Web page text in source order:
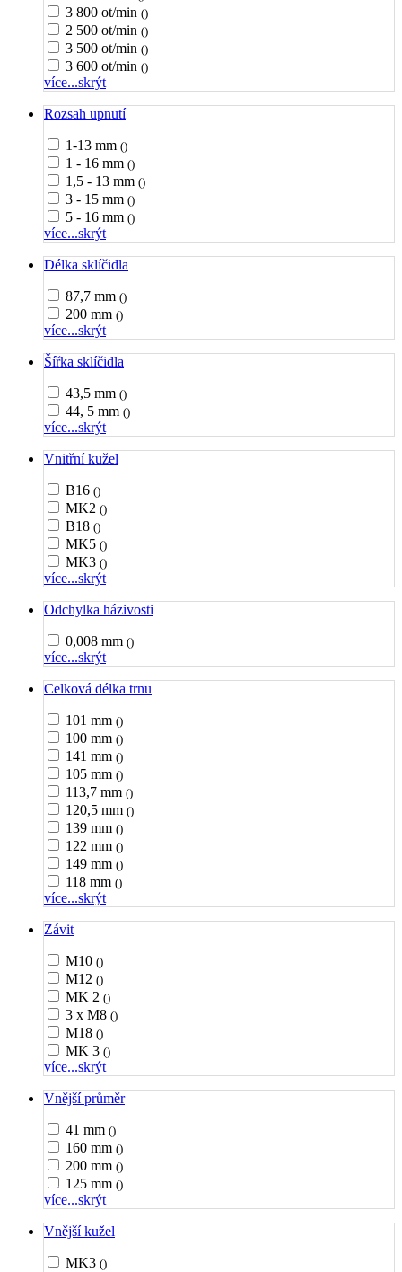
3 800 ot/min ()
2 500 ot/min ()
3 500 ot/min ()
3 600 ot/min ()
více...skrýt
Rozsah upnutí
1-13 mm ()
1 - 16 mm ()
1,5 - 13 mm ()
3 - 15 mm ()
5 - 16 mm ()
více...skrýt
Délka sklíčidla
87,7 mm ()
200 mm ()
více...skrýt
Šířka sklíčidla
43,5 mm ()
44, 5 mm ()
více...skrýt
Vnitřní kužel
B16 ()
MK2 ()
B18 ()
MK5 ()
MK3 ()
více...skrýt
Odchylka házivosti
0,008 mm ()
více...skrýt
Celková délka trnu
101 mm ()
100 mm ()
141 mm ()
105 mm ()
113,7 mm ()
120,5 mm ()
139 mm ()
122 mm ()
149 mm ()
118 mm ()
více...skrýt
Závit
M10 ()
M12 ()
MK 2 ()
3 x M8 ()
M18 ()
MK 3 ()
více...skrýt
Vnější průměr
41 mm ()
160 mm ()
200 mm ()
125 mm ()
více...skrýt
Vnější kužel
MK3 ()